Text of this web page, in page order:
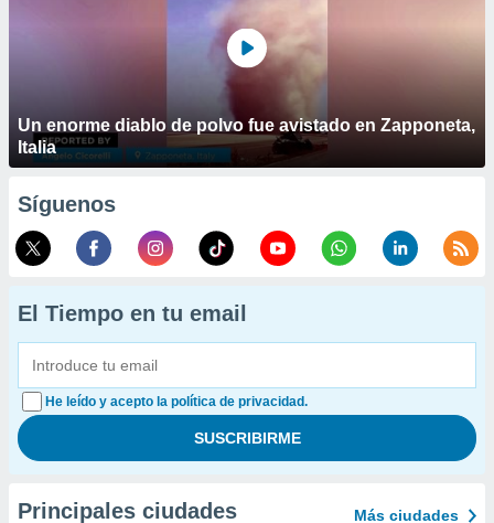
Un enorme diablo de polvo fue avistado en Zapponeta,
Italia
Síguenos
El Tiempo en tu email
He leído y acepto la política de privacidad.
Principales ciudades Más ciudades